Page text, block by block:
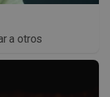
a otros